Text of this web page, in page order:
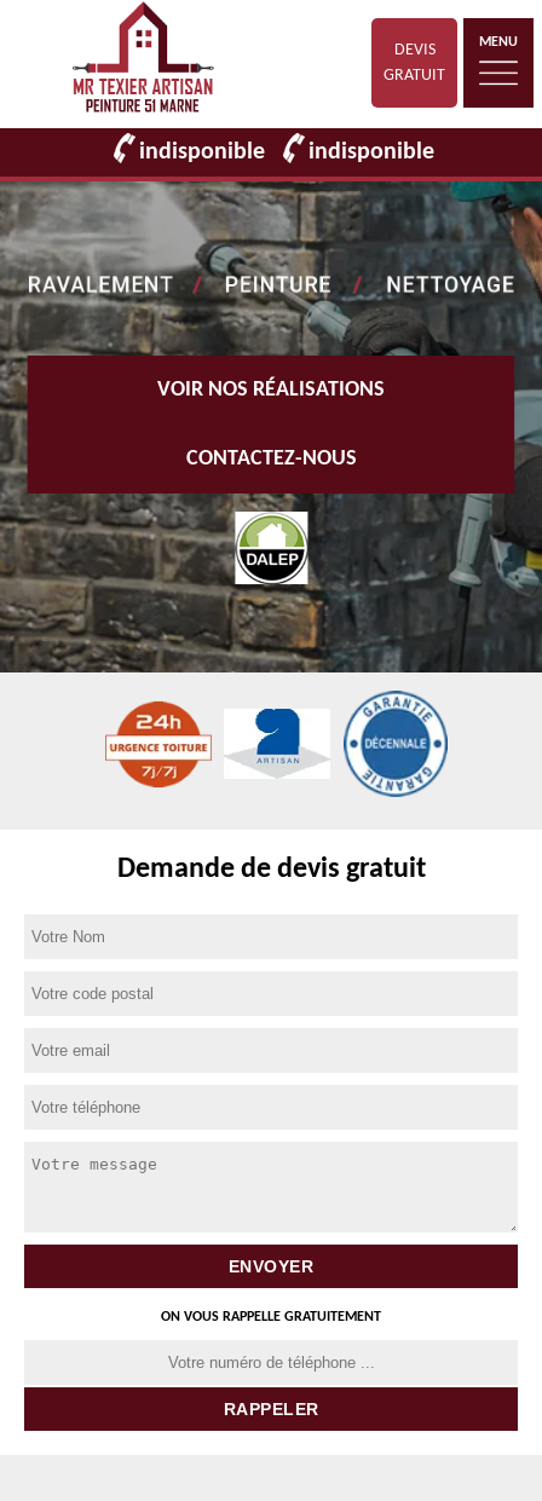
DEVIS
GRATUIT
MENU
indisponible indisponible
VOIR NOS RÉALISATIONS
CONTACTEZ-NOUS
Demande de devis gratuit
ON VOUS RAPPELLE GRATUITEMENT